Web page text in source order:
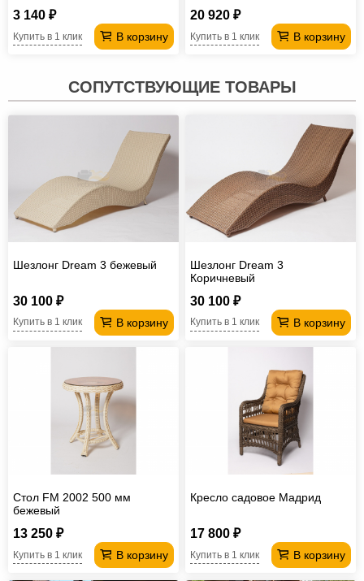
3 140 ₽
В корзину
Купить в 1 клик
20 920 ₽
В корзину
Купить в 1 клик
СОПУТСТВУЮЩИЕ ТОВАРЫ
Шезлонг Dream 3 бежевый
30 100 ₽
В корзину
Купить в 1 клик
Шезлонг Dream 3
Коричневый
30 100 ₽
В корзину
Купить в 1 клик
Стол FM 2002 500 мм
бежевый
13 250 ₽
В корзину
Купить в 1 клик
Кресло садовое Мадрид
17 800 ₽
В корзину
Купить в 1 клик